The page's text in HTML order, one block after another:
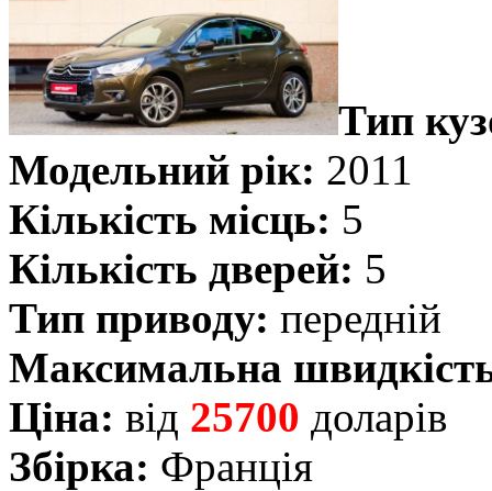
Тип
Модельний рік: 2011
Кількість місць: 5
Кількість дверей: 5
Тип приводу: передній
Максимальна
Ціна: від 25700 доларів
Збірка: Франція